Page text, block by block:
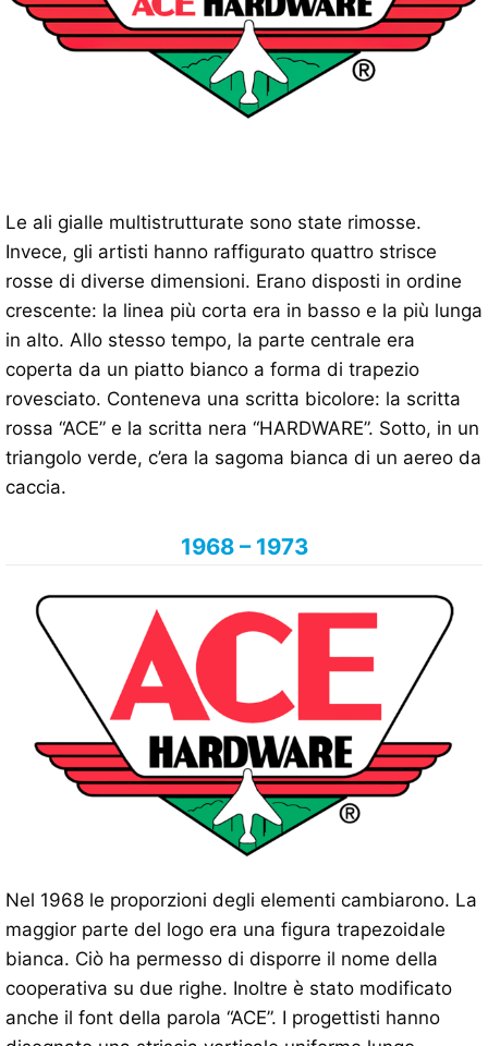
Le ali gialle multistrutturate sono state rimosse.
Invece, gli artisti hanno raffigurato quattro strisce
rosse di diverse dimensioni. Erano disposti in ordine
crescente: la linea più corta era in basso e la più lunga
in alto. Allo stesso tempo, la parte centrale era
coperta da un piatto bianco a forma di trapezio
rovesciato. Conteneva una scritta bicolore: la scritta
rossa “ACE” e la scritta nera “HARDWARE”. Sotto, in un
triangolo verde, c’era la sagoma bianca di un aereo da
caccia.
1968 – 1973
Nel 1968 le proporzioni degli elementi cambiarono. La
maggior parte del logo era una figura trapezoidale
bianca. Ciò ha permesso di disporre il nome della
cooperativa su due righe. Inoltre è stato modificato
anche il font della parola “ACE”. I progettisti hanno